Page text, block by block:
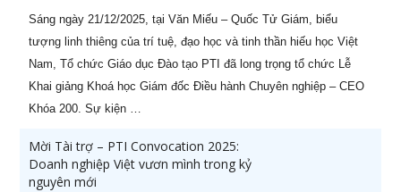
Sáng ngày 21/12/2025, tại Văn Miếu – Quốc Tử Giám, biểu
tượng linh thiêng của trí tuệ, đạo học và tinh thần hiếu học Việt
Nam, Tổ chức Giáo dục Đào tạo PTI đã long trọng tổ chức Lễ
Khai giảng Khoá học Giám đốc Điều hành Chuyên nghiệp – CEO
Khóa 200. Sự kiện …
Mời Tài trợ – PTI Convocation 2025:
Doanh nghiệp Việt vươn mình trong kỷ
nguyên mới